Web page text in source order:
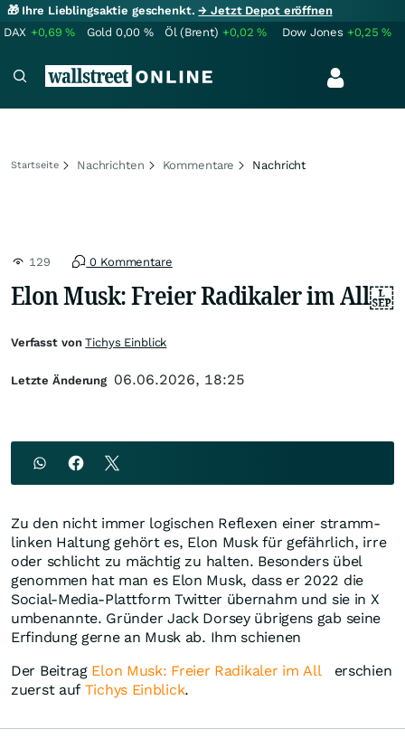
🎁 Ihre Lieblingsaktie geschenkt.→ Jetzt Depot eröffnen
DAX +0,69% Gold 0,00 % Öl (Brent) +0,02% Dow Jones +0,25%
Startseite Nachrichten Kommentare Nachricht
129 0 Kommentare
Elon Musk: Freier Radikaler im All
Zu den nicht immer logischen Reflexen einer stramm-
linken Haltung gehört es, Elon Musk für gefährlich, irre
oder schlicht zu mächtig zu halten. Besonders übel
genommen hat man es Elon Musk, dass er 2022 die
Social-Media-Plattform Twitter übernahm und sie in X
umbenannte. Gründer Jack Dorsey übrigens gab seine
Erfindung gerne an Musk ab. Ihm schienen
Der Beitrag Elon Musk: Freier Radikaler im All
erschien
zuerst auf Tichys Einblick.
Verfasst vonTichys Einblick
Letzte Änderung 06.06.2026, 18:25